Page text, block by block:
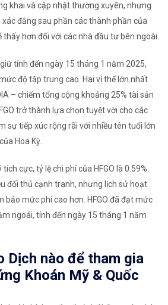
khai và cập nhật thường xuyên, nhưng
đằng sau phần các thành phần của
hơn đối với các nhà đầu tư bên ngoài.
tính đến ngày 15 tháng 1 năm 2025,
độ tập trung cao. Hai vị thế lớn nhất
– chiếm tổng cộng khoảng 25% tài sản
trở thành lựa chọn tuyệt vời cho các
sự tiếp xúc rộng rãi với nhiều tên tuổi lớn
Hoa Kỳ.
cực, tỷ lệ chi phí của HFGO là 0.59%.
đối thủ cạnh tranh, nhưng lịch sử hoạt
bảo mức phí cao hơn. HFGO đã đạt mức
ngoái, tính đến ngày 15 tháng 1 năm
Dịch nào để tham gia
Khoán Mỹ & Quốc